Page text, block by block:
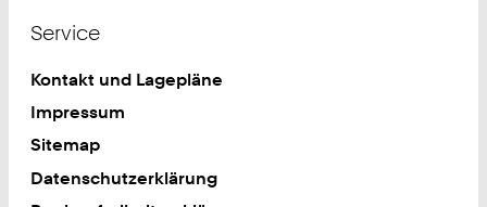
Service
Kontakt und Lagepläne
Impressum
Sitemap
Datenschutzerklärung